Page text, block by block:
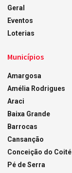
Geral
Eventos
Loterias
Municípios
Amargosa
Amélia Rodrigues
Araci
Baixa Grande
Barrocas
Cansanção
Conceição do Coité
Pé de Serra